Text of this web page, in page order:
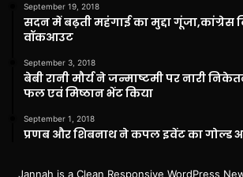
September 19, 2018
सदन में बढ़ती महंगाई का मुद्दा गूंजा,कांग्रेस
वॉकआउट
September 3, 2018
बेबी रानी मौर्य ने जन्माष्टमी पर नारी
फल एवं मिष्ठान भेंट किया
September 1, 2018
प्रणब और शिबनाथ ने कपल इवेंट का गोल्ड
Jannah is a Clean Responsive WordPress